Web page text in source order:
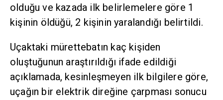
olduğu ve kazada ilk belirlemelere göre 1
kişinin öldüğü, 2 kişinin yaralandığı belirtildi.
Uçaktaki mürettebatın kaç kişiden
oluştuğunun araştırıldığı ifade edildiği
açıklamada, kesinleşmeyen ilk bilgilere göre,
uçağın bir elektrik direğine çarpması sonucu